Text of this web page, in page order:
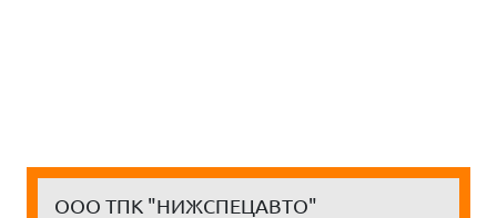
ООО ТПК "НИЖСПЕЦАВТО"